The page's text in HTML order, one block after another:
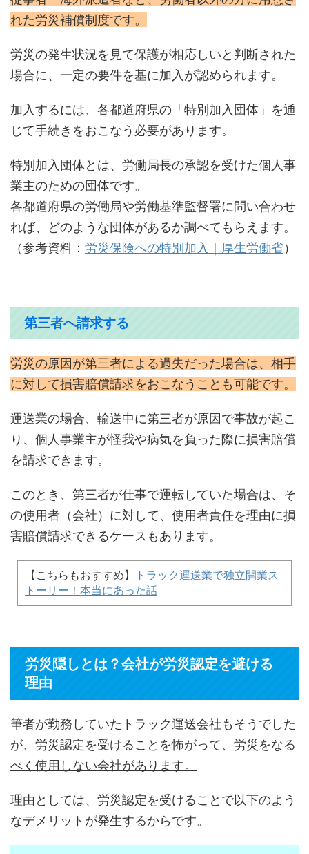
れた労災補償制度です。
労災の発生状況を見て保護が相応しいと判断された
場合に、一定の要件を基に加入が認められます。
加入するには、各都道府県の「特別加入団体」を通
じて手続きをおこなう必要があります。
特別加入団体とは、労働局長の承認を受けた個人事
業主のための団体です。
各都道府県の労働局や労働基準監督署に問い合わせ
れば、どのような団体があるか調べてもらえます。
（参考資料： 労災保険への特別加入｜厚生労働省）
第三者へ請求する
労災の原因が第三者による過失だった場合は、相手
に対して損害賠償請求をおこなうことも可能です。
運送業の場合、輸送中に第三者が原因で事故が起こ
り、個人事業主が怪我や病気を負った際に損害賠償
を請求できます。
このとき、第三者が仕事で運転していた場合は、そ
の使用者（会社）に対して、使用者責任を理由に損
害賠償請求できるケースもあります。
【こちらもおすすめ】
トラック運送業で独立開業ス
トーリー！本当にあった話
労災隠しとは？会社が労災認定を避ける
理由
筆者が勤務していたトラック運送会社もそうでした
が、 労災認定を受けることを怖がって、労災をなる
べく使用しない会社があります。
理由としては、労災認定を受けることで以下のよう
なデメリットが発生するからです。